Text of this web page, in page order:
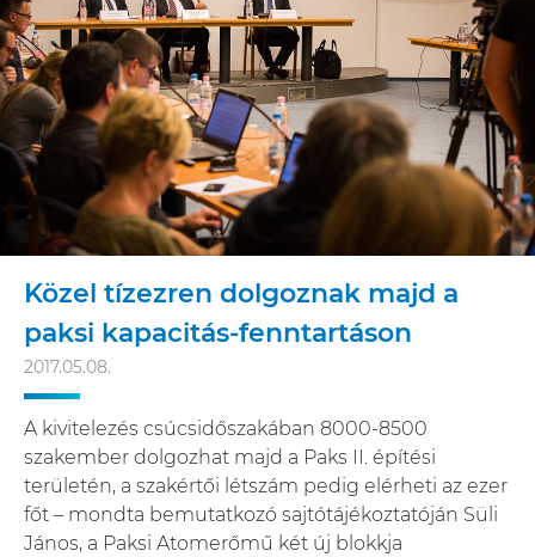
Közel tízezren dolgoznak majd a
paksi kapacitás-fenntartáson
2017.05.08.
A kivitelezés csúcsidőszakában 8000-8500
szakember dolgozhat majd a Paks II. építési
területén, a szakértői létszám pedig elérheti az ezer
főt – mondta bemutatkozó sajtótájékoztatóján Süli
János, a Paksi Atomerőmű két új blokkja